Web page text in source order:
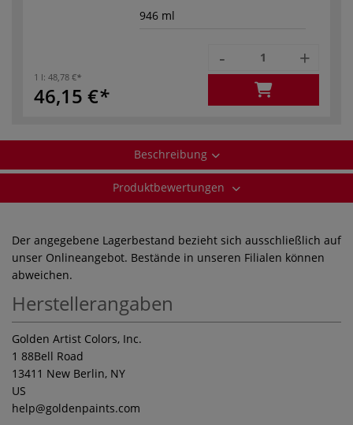
946 ml
1 l: 48,78 €
46,15 €
- +
Beschreibung
Produktbewertungen
Der angegebene Lagerbestand bezieht sich ausschließlich auf
unser Onlineangebot. Bestände in unseren Filialen können
abweichen.
Herstellerangaben
Golden Artist Colors, Inc.
1 88Bell Road
13411 New Berlin, NY
US
help@goldenpaints.com